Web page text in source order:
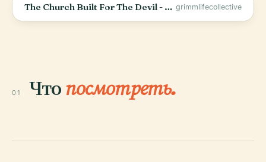
The Church Built For The Devil - Duomo di Milano grimmlifecollective
01 Чтопосмотреть.